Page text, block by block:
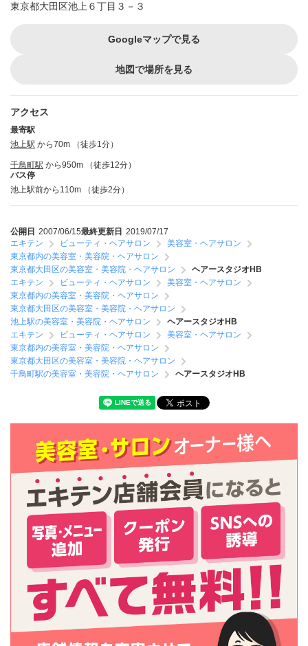
東京都大田区池上６丁目３－３
Googleマップで見る
地図で場所を見る
アクセス
最寄駅
池上駅 から70m （徒歩1分）
千鳥町駅 から950m （徒歩12分）
バス停
池上駅前から110m （徒歩2分）
公開日 2007/06/15最終更新日 2019/07/17
エキテン
ビューティ・ヘアサロン
美容室・ヘアサロン
東京都内の美容室・美容院・ヘアサロン
東京都大田区の美容室・美容院・ヘアサロン
ヘアースタジオHB
エキテン
ビューティ・ヘアサロン
美容室・ヘアサロン
東京都内の美容室・美容院・ヘアサロン
東京都大田区の美容室・美容院・ヘアサロン
池上駅の美容室・美容院・ヘアサロン
ヘアースタジオHB
エキテン
ビューティ・ヘアサロン
美容室・ヘアサロン
東京都内の美容室・美容院・ヘアサロン
東京都大田区の美容室・美容院・ヘアサロン
千鳥町駅の美容室・美容院・ヘアサロン
ヘアースタジオHB